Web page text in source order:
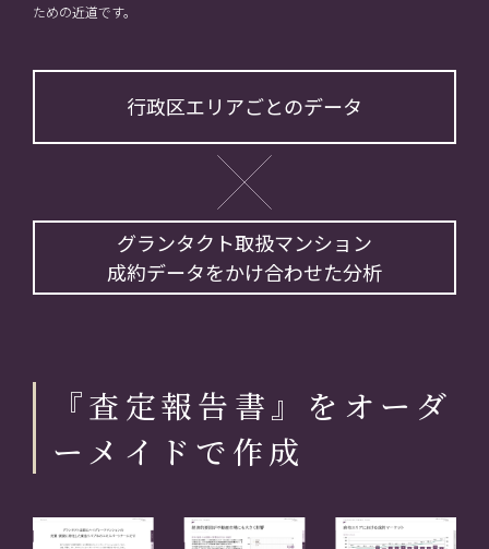
ための近道です。
行政区エリアごとのデータ
グランタクト取扱マンション
成約データをかけ合わせた分析
『査定報告書』をオーダ
ーメイドで作成